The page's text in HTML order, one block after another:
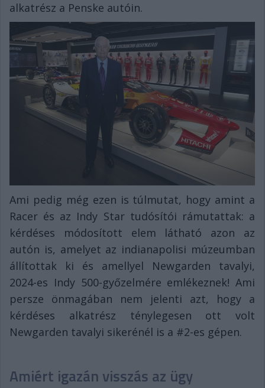
alkatrész a Penske autóin.
Ami pedig még ezen is túlmutat, hogy amint a
Racer és az Indy Star tudósítói rámutattak: a
kérdéses módosított elem látható azon az
autón is, amelyet az indianapolisi múzeumban
állítottak ki és amellyel Newgarden tavalyi,
2024-es Indy 500-győzelmére emlékeznek! Ami
persze önmagában nem jelenti azt, hogy a
kérdéses alkatrész ténylegesen ott volt
Newgarden tavalyi sikerénél is a #2-es gépen.
Amiért igazán visszás az ügy